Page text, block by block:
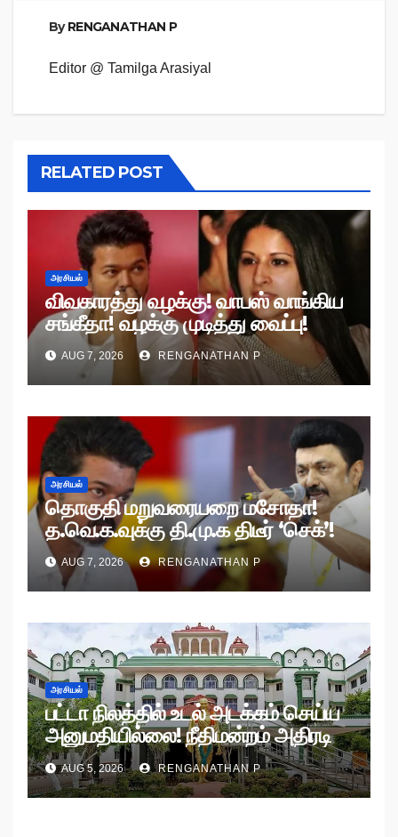
ByRENGANATHAN P
Editor @ Tamilga Arasiyal
RELATED POST
அரசியல்
விவகாரத்து வழக்கு! வாபஸ் வாங்கிய
சங்கீதா! வழக்கு முடித்து வைப்பு!
AUG 7, 2026 RENGANATHAN P
அரசியல்
தொகுதி மறுவரையறை மசோதா!
த.வெ.க.வுக்கு தி.மு.க திடீர் ‘செக்’!
AUG 7, 2026 RENGANATHAN P
அரசியல்
பட்டா நிலத்தில் உடல் அடக்கம் செய்ய
அனுமதியில்லை! நீதிமன்றம் அதிரடி
உத்தரவு!
AUG 5, 2026 RENGANATHAN P